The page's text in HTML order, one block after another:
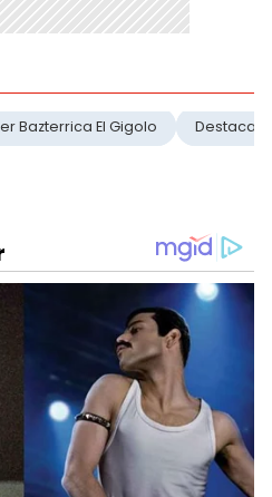
Bazterrica El Gigolo